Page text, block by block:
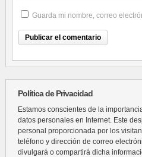
Guarda mi nombre, correo
Política de Privacidad
Estamos conscientes de la
datos personales en Internet. Este
personal proporcionada por los
teléfono y dirección de correo
divulgará o compartirá dicha